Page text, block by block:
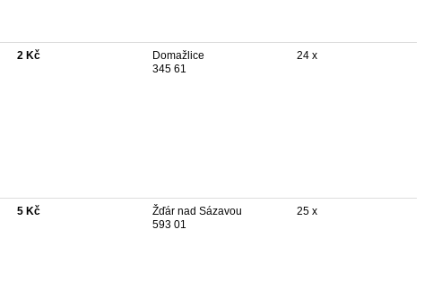
2 Kč
Domažlice
345 61
24 x
5 Kč
Žďár nad Sázavou
593 01
25 x